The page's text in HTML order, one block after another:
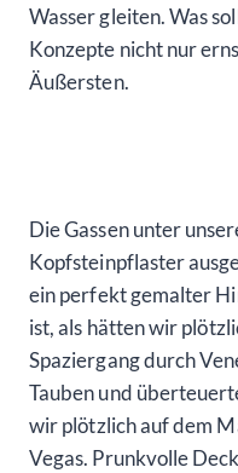
Wasser gleiten. Was
Konzepte nicht nur
Äußersten.
Die Gassen unter
Kopfsteinpflaster
ein perfekt gemalter
ist, als hätten wir
Spaziergang durch
Tauben und
wir plötzlich auf dem
Vegas. Prunkvolle